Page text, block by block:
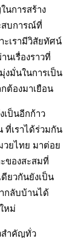
นการสร้าง
สบการณ์ที่
เรามีวิสัยทัศน์
นเรื่องราวที่
งมั่นในการเป็น
ต้องมาเยือน
เป็นอีกก้าว
ที่เราได้ร่วมกัน
ยไทย มาต่อย
ของสะสมที่
ยวกันยังเป็น
กลับบ้านได้
หม่
สำคัญทั่ว